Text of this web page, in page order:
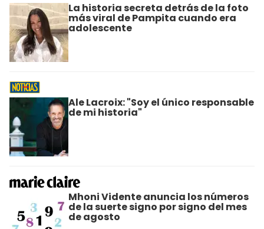
La historia secreta detrás de la foto
más viral de Pampita cuando era
adolescente
Ale Lacroix: "Soy el único responsable
de mi historia"
Mhoni Vidente anuncia los números
de la suerte signo por signo del mes
de agosto